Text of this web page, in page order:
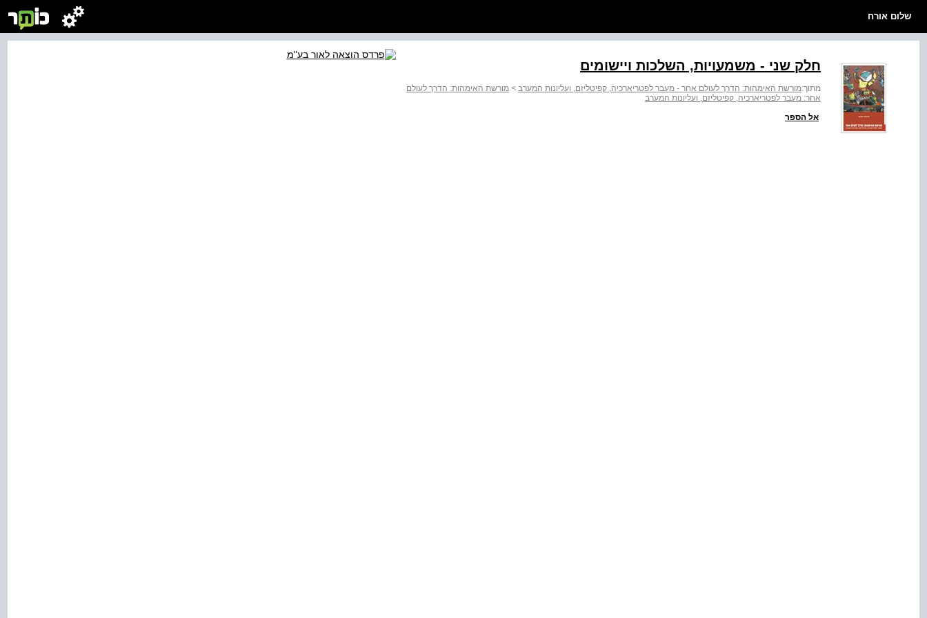
שלום אורח
חלק שני - משמעויות, השלכות ויישומים
מתוך:מורשת האימהות: הדרך לעולם אחר - מעבר לפטריארכיה, קפיטליזם, ועליונות המערב > מורשת האימהות: הדרך לעולם
אחר: מעבר לפטריארכיה, קפיטליזם, ועליונות המערב
אל הספר